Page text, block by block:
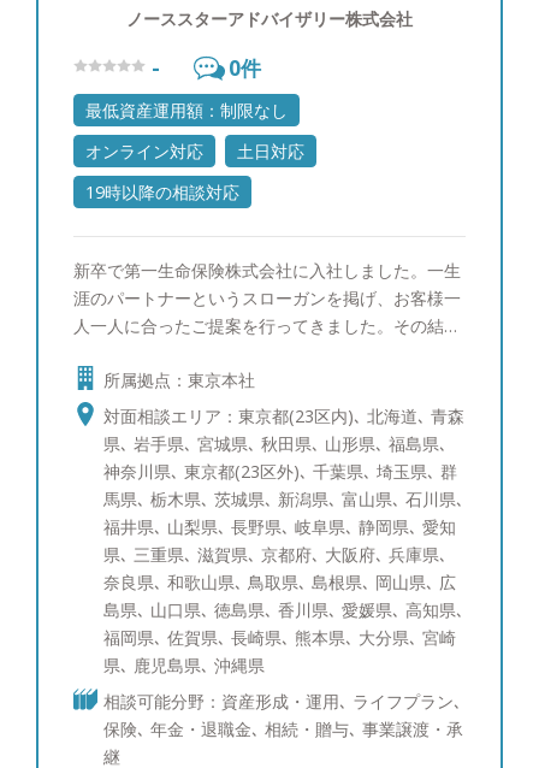
ノーススターアドバイザリー株式会社
- 0件
最低資産運用額：制限なし
オンライン対応
土日対応
19時以降の相談対応
新卒で第一生命保険株式会社に入社しました。一生
涯のパートナーというスローガンを掲げ、お客様一
人一人に合ったご提案を行ってきました。その結
の看板としてホームページにも掲載されておりまし
た。 その後総合金融代理店を創業し、ファイナン
シャルプランナーとして幅広いお客様の経済的課題
に向き合って参りました。 このような経験から資
産運用のご相談はもちろんのこと、将来の相続対策
や節税対策など幅広い解決策をご提案できます。
お客様に寄り添い、中立的立場からフラットな目線
でお話させていただきます。セカンドオピニオンと
してでも構いませんので、まずはお気軽にご相談く
ださい。 ●得意な商品・サービス 日本株式（中小
型株）、日本株式（大型株）、米国株式、先進国債
券、社債、仕組債、投資信託、ポートフォリオコン
サルティング、生命保険 ●趣味 車、教育について
の勉強、グルメ、ゴルフ、ワインを飲むこと、時
所属拠点：東京本社
対面相談エリア：東京都(23区内)､ 北海道､ 青森
県､ 岩手県､ 宮城県､ 秋田県､ 山形県､ 福島県､
神奈川県､ 東京都(23区外)､ 千葉県､ 埼玉県､ 群
馬県､ 栃木県､ 茨城県､ 新潟県､ 富山県､ 石川県､
福井県､ 山梨県､ 長野県､ 岐阜県､ 静岡県､ 愛知
県､ 三重県､ 滋賀県､ 京都府､ 大阪府､ 兵庫県､
奈良県､ 和歌山県､ 鳥取県､ 島根県､ 岡山県､ 広
島県､ 山口県､ 徳島県､ 香川県､ 愛媛県､ 高知県､
福岡県､ 佐賀県､ 長崎県､ 熊本県､ 大分県､ 宮崎
県､ 鹿児島県､ 沖縄県
相談可能分野：資産形成・運用､ ライフプラン､
保険､ 年金・退職金､ 相続・贈与､ 事業譲渡・承
継